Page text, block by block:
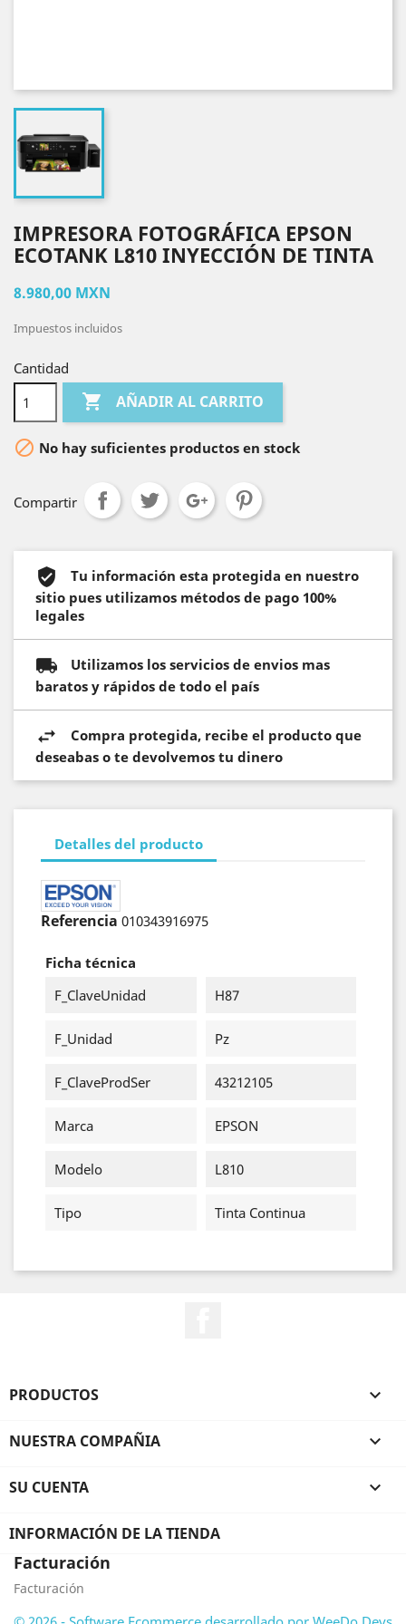
IMPRESORA FOTOGRÁFICA EPSON
ECOTANK L810 INYECCIÓN DE TINTA
8.980,00 MXN
Impuestos incluidos
Cantidad
 AÑADIR AL CARRITO
 No hay suficientes productos en stock
Compartir
Tu información esta protegida en nuestro
sitio pues utilizamos métodos de pago 100%
legales
Utilizamos los servicios de envios mas
baratos y rápidos de todo el país
Compra protegida, recibe el producto que
deseabas o te devolvemos tu dinero
Detalles del producto
Referencia 010343916975
Ficha técnica
F_ClaveUnidad
H87
F_Unidad Pz
F_ClaveProdSer 43212105
Marca EPSON
Modelo L810
Tipo Tinta Continua
PRODUCTOS 
NUESTRA COMPAÑIA 
SU CUENTA 
INFORMACIÓN DE LA TIENDA
Facturación
Facturación